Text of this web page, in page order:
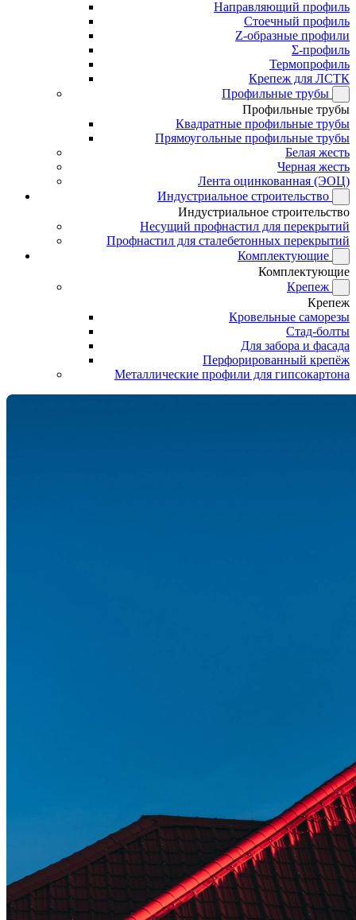
Направляющий профиль
Стоечный профиль
Z-образные профили
Σ-профиль
Термопрофиль
Крепеж для ЛСТК
Профильные трубы
Профильные трубы
Квадратные профильные трубы
Прямоугольные профильные трубы
Белая жесть
Черная жесть
Лента оцинкованная (ЭОЦ)
Индустриальное строительство
Индустриальное строительство
Несущий профнастил для перекрытий
Профнастил для сталебетонных перекрытий
Комплектующие
Комплектующие
Крепеж
Крепеж
Кровельные саморезы
Стад-болты
Для забора и фасада
Перфорированный крепёж
Металлические профили для гипсокартона